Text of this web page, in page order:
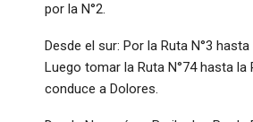
por la N°2.
Desde el sur: Por la Ruta N°3
Luego tomar la Ruta N°74 hasta la
conduce a Dolores.